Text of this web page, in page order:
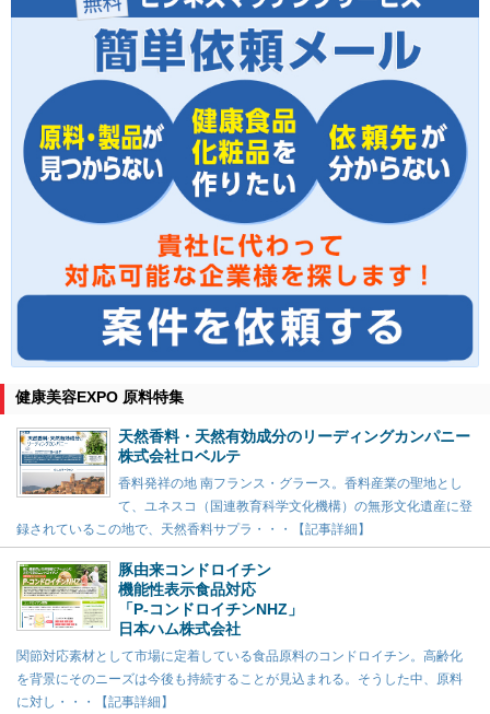
健康美容EXPO 原料特集
天然香料・天然有効成分のリーディングカンパニー
株式会社ロベルテ
香料発祥の地 南フランス・グラース。香料産業の聖地とし
て、ユネスコ（国連教育科学文化機構）の無形文化遺産に登
録されているこの地で、天然香料サプラ・・・【記事詳細】
豚由来コンドロイチン
機能性表示食品対応
「P-コンドロイチンNHZ」
日本ハム株式会社
関節対応素材として市場に定着している食品原料のコンドロイチン。高齢化
を背景にそのニーズは今後も持続することが見込まれる。そうした中、原料
に対し・・・【記事詳細】